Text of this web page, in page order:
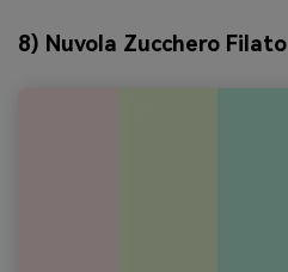
8) Nuvola Zucchero Filato